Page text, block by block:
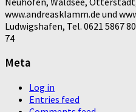
www.andreasklamm.de und
Ludwigshafen, Tel. 0621 5867
74
Meta
Log in
Entries feed